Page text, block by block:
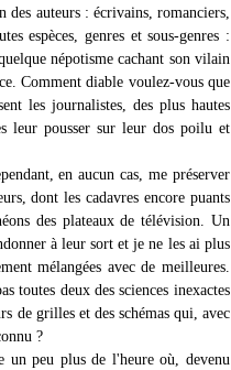
auteurs : écrivains, romanciers,
espèces, genres et sous-genres :
népotisme cachant son vilain
Comment diable voulez-vous que
les journalistes, des plus hautes
leur pousser sur leur dos poilu et
en aucun cas, me préserver
dont les cadavres encore puants
des plateaux de télévision. Un
à leur sort et je ne les ai plus
mélangées avec de meilleures.
toutes deux des sciences inexactes
de grilles et des schémas qui, avec
?
un peu plus de l'heure où, devenu